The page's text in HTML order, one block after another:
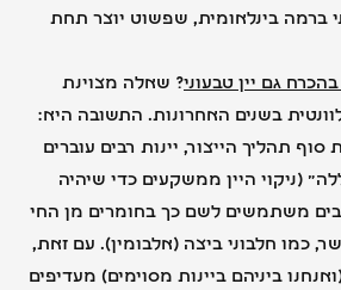
בינלאומית, שפשוט יוצר תחת
יין טבעוני? שאלה מצוינת
בשנים האחרונות. התשובה היא:
הייצור, יינות רבים עוברים
היין ממשקעים כדי שיהיה
לשם כך בחומרים מן החי
חלבוני ביצה (אלבומין). עם זאת,
ביניהם ביינות מסוימים) מעדיפים